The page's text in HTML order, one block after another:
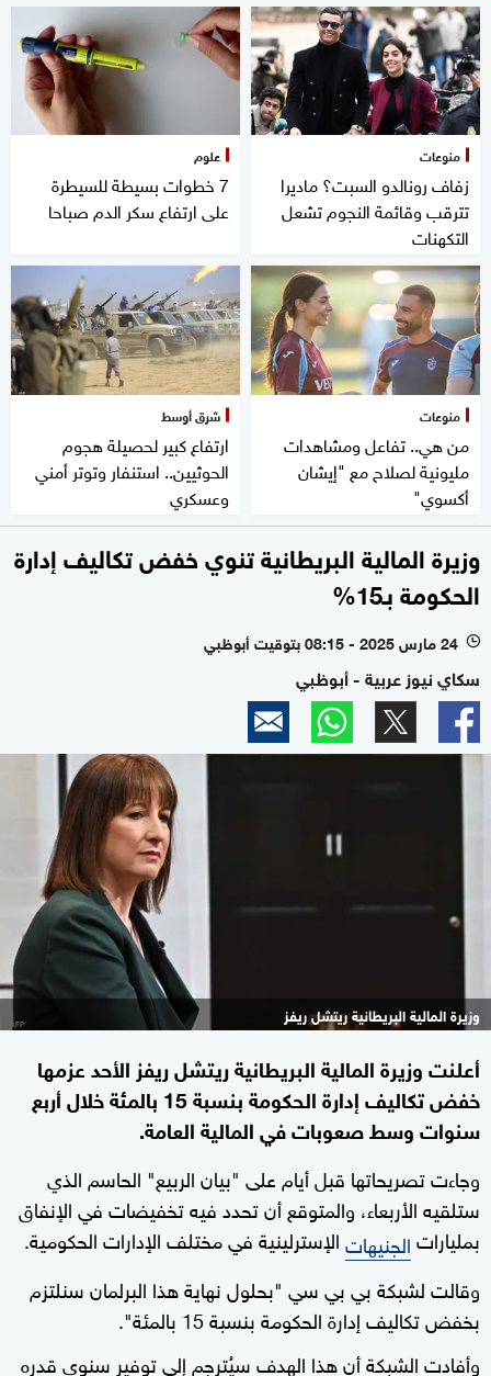
منوعات
زفاف رونالدو السبت؟ ماديرا
تترقب وقائمة النجوم تشعل
التكهنات
علوم
7 خطوات بسيطة للسيطرة
على ارتفاع سكر الدم صباحا
منوعات
من هي.. تفاعل ومشاهدات
مليونية لصلاح مع "إيشان
أكسوي"
شرق أوسط
ارتفاع كبير لحصيلة هجوم
الحوثيين.. استنفار وتوتر أمني
وعسكري
وزيرة المالية البريطانية تنوي خفض تكاليف إدارة
الحكومة بـ15%
l 24 مارس 2025 - 08:15 بتوقيت أبوظبي
سكاي نيوز عربية - أبوظبي
وزيرة المالية البريطانية ريتشل ريفز
أعلنت وزيرة المالية البريطانية ريتشل ريفز الأحد عزمها
خفض تكاليف إدارة الحكومة بنسبة 15 بالمئة خلال أربع
سنوات وسط صعوبات في المالية العامة.
وجاءت تصريحاتها قبل أيام على "بيان الربيع" الحاسم الذي
ستلقيه الأربعاء، والمتوقع أن تحدد فيه تخفيضات في الإنفاق
بملياراتالجنيهاتالإسترلينية في مختلف الإدارات الحكومية.
وقالت لشبكة بي بي سي "بحلول نهاية هذا البرلمان سنلتزم
بخفض تكاليف إدارة الحكومة بنسبة 15 بالمئة".
وأفادت الشبكة أن هذا الهدف سيُترجم إلى توفير سنوي قدره